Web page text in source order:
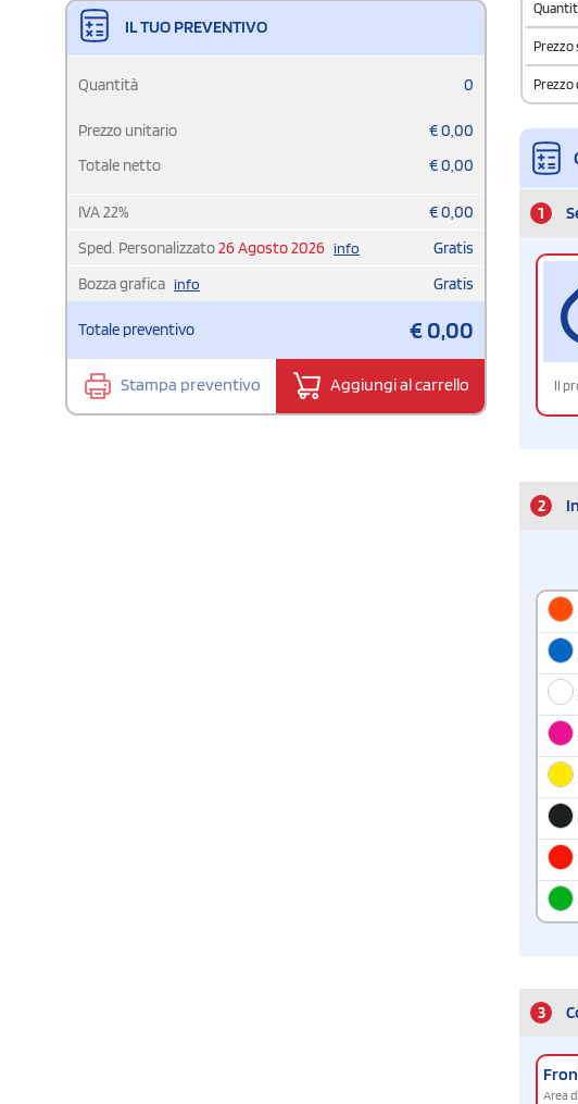
IL TUO PREVENTIVO
Quantità 0
Prezzo unitario €0,00
Totale netto
€0,00
IVA22% €0,00
Sped. Personalizzato26 Agosto 2026 info
Gratis
Bozza grafica info Gratis
Totale preventivo €0,00
Stampa preventivo Aggiungi al carrello
Prezzo
Prezzo
1
Il
2
3
Area